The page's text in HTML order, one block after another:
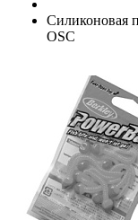
Силиконовая
OSC